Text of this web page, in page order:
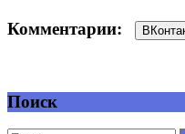
Комментарии:
Добавить
Поиск